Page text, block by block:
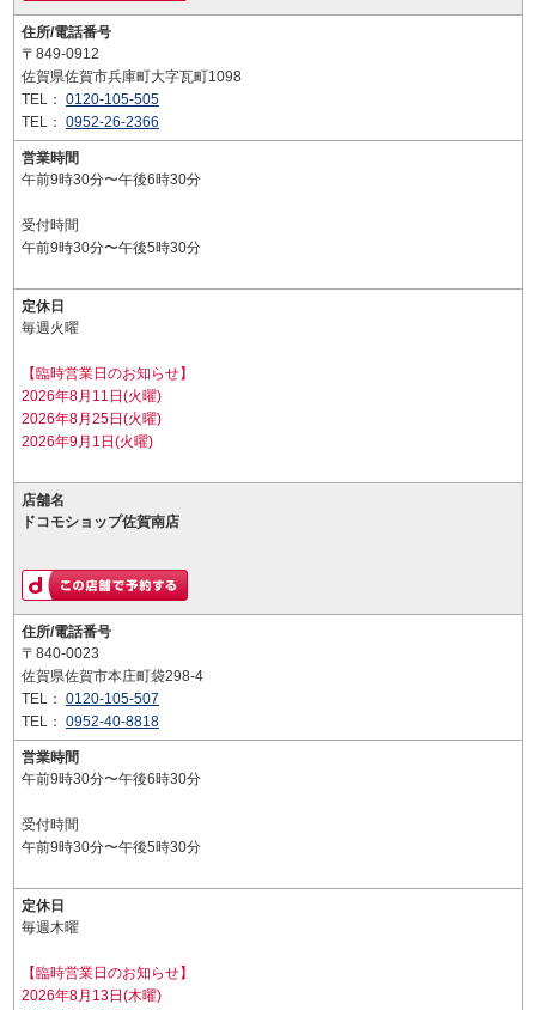
住所/電話番号
〒849-0912
佐賀県佐賀市兵庫町大字瓦町1098
TEL： 0120-105-505
TEL： 0952-26-2366
営業時間
午前9時30分〜午後6時30分
受付時間
午前9時30分〜午後5時30分
定休日
毎週火曜
【臨時営業日のお知らせ】
2026年8月11日(火曜)
2026年8月25日(火曜)
2026年9月1日(火曜)
店舗名
ドコモショップ佐賀南店
住所/電話番号
〒840-0023
佐賀県佐賀市本庄町袋298-4
TEL： 0120-105-507
TEL： 0952-40-8818
営業時間
午前9時30分〜午後6時30分
受付時間
午前9時30分〜午後5時30分
定休日
毎週木曜
【臨時営業日のお知らせ】
2026年8月13日(木曜)